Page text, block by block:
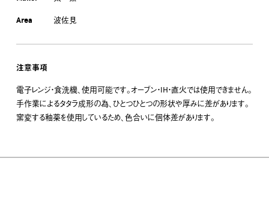
Area 波佐見
注意事項
電子レンジ・食洗機、使用可能です。オーブン・IH・直火では使用できません。
手作業によるタタラ成形の為、ひとつひとつの形状や厚みに差があります。
窯変する釉薬を使用しているため、色合いに個体差があります。